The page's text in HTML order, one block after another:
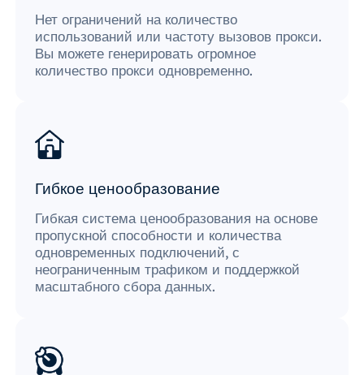
Нет ограничений на количество
использований или частоту вызовов прокси.
Вы можете генерировать огромное
количество прокси одновременно.
Гибкое ценообразование
Гибкая система ценообразования на основе
пропускной способности и количества
одновременных подключений, с
неограниченным трафиком и поддержкой
масштабного сбора данных.